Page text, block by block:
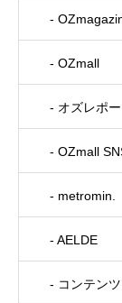
-
- OZmall
- オズレポ
- OZmall
- metromin.
- AELDE
- コンテンツ